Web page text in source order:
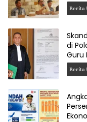
Berita
di
Guru
Berita